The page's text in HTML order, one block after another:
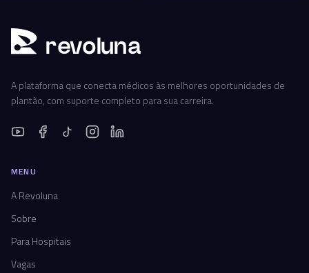
revoluna
A plataforma que conecta médicos às melhores oportunidades de
plantão, com suporte completo para sua carreira.
MENU
A Revoluna
Sobre
Para Hospitais
Vagas